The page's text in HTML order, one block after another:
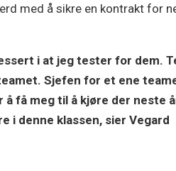
med å sikre en kontrakt for
i at jeg tester for dem.
Sjefen for et ene
få meg til å kjøre der neste
i denne klassen, sier Vegard